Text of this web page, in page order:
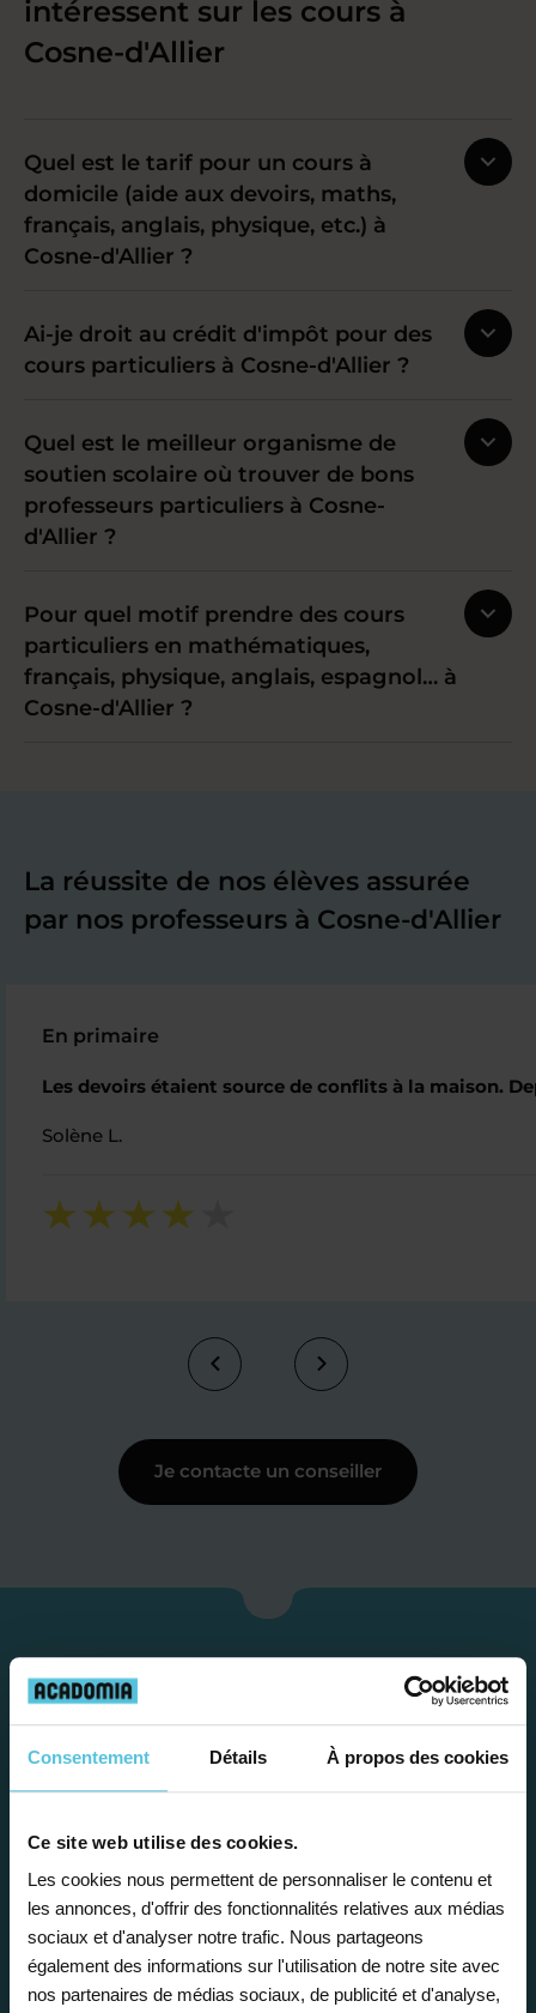
Consentement Détails À propos des cookies
Ce site web utilise des cookies.
Les cookies nous permettent de personnaliser le contenu et
les annonces, d'offrir des fonctionnalités relatives aux médias
sociaux et d'analyser notre trafic. Nous partageons
également des informations sur l'utilisation de notre site avec
nos partenaires de médias sociaux, de publicité et d'analyse,
intéressent sur les cours à
Cosne-d'Allier
Quel est le tarif pour un cours à
domicile (aide aux devoirs, maths,
français, anglais, physique, etc.) à
Cosne-d'Allier ?
Ai-je droit au crédit d'impôt pour des
cours particuliers à Cosne-d'Allier ?
Quel est le meilleur organisme de
soutien scolaire où trouver de bons
professeurs particuliers à Cosne-
d'Allier ?
Pour quel motif prendre des cours
particuliers en mathématiques,
français, physique, anglais, espagnol… à
Cosne-d'Allier ?
La réussite de nos élèves assurée
par nos professeurs à Cosne-d'Allier
En primaire
Les devoirs étaient source de conflits à la maison.
Solène L.
Je contacte un conseiller
Étape 1
Je vous propose un